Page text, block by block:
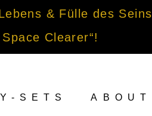
& Fülle des Seins
Clearer“!
SETS ABOUT